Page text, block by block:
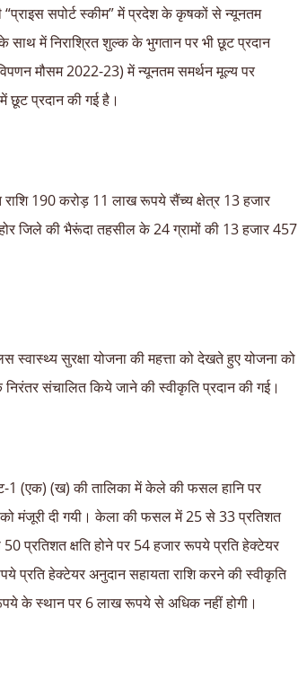
“प्राइस सपोर्ट स्कीम” में प्रदेश के कृषकों से न्यूनतम
में निराश्रित शुल्क के भुगतान पर भी छूट प्रदान
मौसम 2022-23) में न्यूनतम समर्थन मूल्य पर
छूट प्रदान की गई है।
राशि 190 करोड़ 11 लाख रूपये सैंच्य क्षेत्र 13 हजार
जिले की भैरूंदा तहसील के 24 ग्रामों की 13 हजार 457
सुरक्षा योजना की महत्ता को देखते हुए योजना को
संचालित किये जाने की स्वीकृति प्रदान की गई।
1 (एक) (ख) की तालिका में केले की फसल हानि पर
को मंजूरी दी गयी। केला की फसल में 25 से 33 प्रतिशत
प्रतिशत क्षति होने पर 54 हजार रूपये प्रति हेक्टेयर
प्रति हेक्टेयर अनुदान सहायता राशि करने की स्वीकृति
के स्थान पर 6 लाख रूपये से अधिक नहीं होगी।